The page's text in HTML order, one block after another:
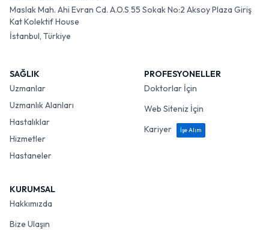
Maslak Mah. Ahi Evran Cd. A.O.S 55 Sokak No:2 Aksoy Plaza Giriş
Kat Kolektif House
İstanbul, Türkiye
SAĞLIK
Uzmanlar
Uzmanlık Alanları
Hastalıklar
Hizmetler
Hastaneler
PROFESYONELLER
Doktorlar İçin
Web Siteniz İçin
Kariyer
İşe Alım
KURUMSAL
Hakkımızda
Bize Ulaşın